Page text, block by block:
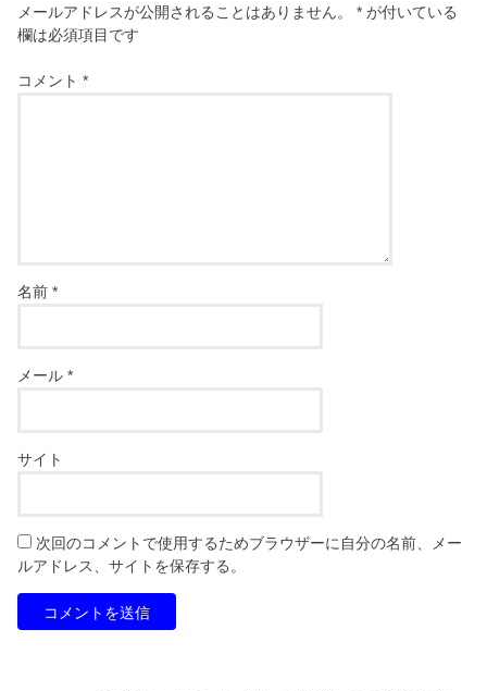
メールアドレスが公開されることはありません。 * が付いている
欄は必須項目です
コメント*
名前*
メール*
サイト
次回のコメントで使用するためブラウザーに自分の名前、メー
ルアドレス、サイトを保存する。